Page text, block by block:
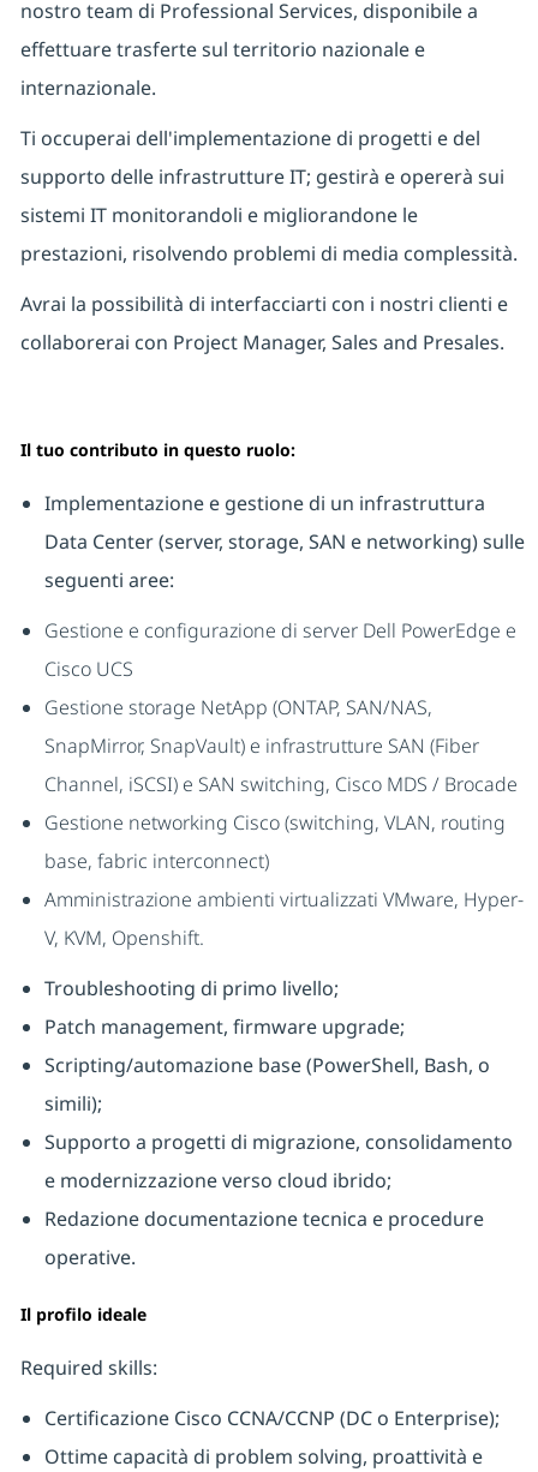
nostro team di Professional Services, disponibile a
effettuare trasferte sul territorio nazionale e
internazionale.
Ti occuperai dell'implementazione di progetti e del
supporto delle infrastrutture IT; gestirà e opererà sui
sistemi IT monitorandoli e migliorandone le
prestazioni, risolvendo problemi di media complessità.
Avrai la possibilità di interfacciarti con i nostri clienti e
collaborerai con Project Manager, Sales and Presales.
Il tuo contributo in questo ruolo:
Implementazione e gestione di un infrastruttura
Data Center (server, storage, SAN e networking) sulle
seguenti aree:
Gestione e configurazione di server Dell PowerEdge e
Cisco UCS
Gestione storage NetApp (ONTAP, SAN/NAS,
SnapMirror, SnapVault) e infrastrutture SAN (Fiber
Channel, iSCSI) e SAN switching, Cisco MDS / Brocade
Gestione networking Cisco (switching, VLAN, routing
base, fabric interconnect)
Amministrazione ambienti virtualizzati VMware, Hyper-
V, KVM, Openshift.
Troubleshooting di primo livello;
Patch management, firmware upgrade;
Scripting/automazione base (PowerShell, Bash, o
simili);
Supporto a progetti di migrazione, consolidamento
e modernizzazione verso cloud ibrido;
Redazione documentazione tecnica e procedure
operative.
Il profilo ideale
Required skills:
Certificazione Cisco CCNA/CCNP (DC o Enterprise);
Ottime capacità di problem solving, proattività e